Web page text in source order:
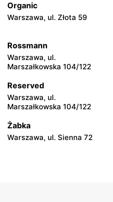
CCC
CCC
Radzymin, ul. Konstytucji 3
Maja 13
CCC
Grodzisk Mazowiecki, ul.
Królewska 48
CCC
Mińsk Mazowiecki, ul.
Organic
Warszawa, ul. Złota 59
Rossmann
Warszawa, ul.
Marszałkowska 104/122
Reserved
Warszawa, ul.
Marszałkowska 104/122
Żabka
Warszawa, ul. Sienna 72